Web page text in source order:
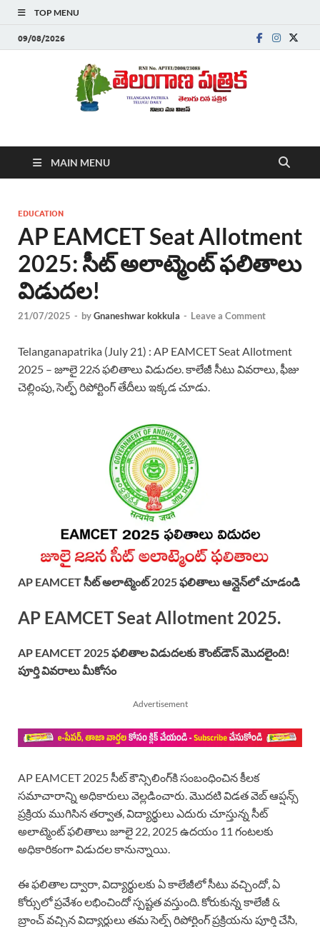
TOP MENU
09/08/2026
Telanganapatrika
,Latest Telangana News, Rajanna Sircilla News, Telangana
Breaking News, Telugu Newspaper Online, Today Telugu News,
తెలుగు వార్తలు , బ్రేకింగ్ న్యూస్ తెలుగులో , తెలంగాణ లో తాజా అప్‌డేట్స్ ,
తెలుగు న్యూస్ పేపర్
MAIN MENU
EDUCATION
AP EAMCET Seat Allotment
2025: సీట్ అలాట్మెంట్ ఫలితాలు
విడుదల!
21/07/2025 - byGnaneshwar kokkula - Leave a Comment
Telanganapatrika (July 21) : AP EAMCET Seat Allotment
2025 – జూలై 22న ఫలితాలు విడుదల. కాలేజీ సీటు వివరాలు, ఫీజు
చెల్లింపు, సెల్ఫ్ రిపోర్టింగ్ తేదీలు ఇక్కడ చూడు.
AP EAMCET సీట్ అలాట్మెంట్ 2025 ఫలితాలు ఆన్లైన్‌లో చూడండి
AP EAMCET Seat Allotment 2025.
AP EAMCET 2025 ఫలితాల విడుదలకు కౌంట్‌డౌన్ మొదలైంది!
పూర్తి వివరాలు మీకోసం
Advertisement
AP EAMCET 2025 సీట్ కౌన్సిలింగ్‌కి సంబంధించిన కీలక
సమాచారాన్ని అధికారులు వెల్లడించారు. మొదటి విడత వెబ్ ఆప్షన్స్
ప్రక్రియ ముగిసిన తర్వాత, విద్యార్థులు ఎదురు చూస్తున్న సీట్
అలాట్మెంట్ ఫలితాలు జూలై 22, 2025 ఉదయం 11 గంటలకు
అధికారికంగా విడుదల కానున్నాయి.
ఈ ఫలితాల ద్వారా, విద్యార్థులకు ఏ కాలేజీలో సీటు వచ్చిందో, ఏ
కోర్సులో ప్రవేశం లభించిందో స్పష్టత వస్తుంది. కోరుకున్న కాలేజీ &
బ్రాంచ్ వచ్చిన విద్యార్థులు తమ సెల్ఫ్ రిపోర్టింగ్ ప్రక్రియను పూర్తి చేసి,